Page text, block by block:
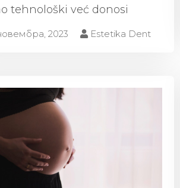
tehnološki već donosi
2023 Estetika Dent